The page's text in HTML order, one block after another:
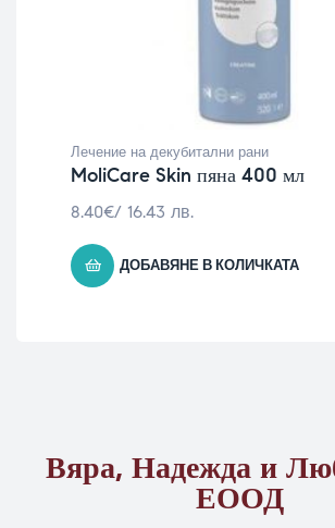
Лечение на декубитални рани
MoliCare Skin пяна 400 мл
8.40€/ 16.43 лв.
ДОБАВЯНЕ В КОЛИЧКАТА
Вяра, Надежда и
ЕООД